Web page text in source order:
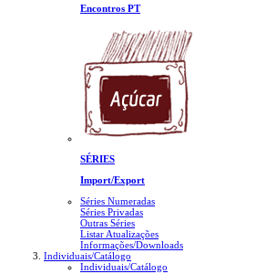
Encontros PT
SÉRIES
Import/Export
Séries Numeradas
Séries Privadas
Outras Séries
Listar Atualizações
Informações/Downloads
Individuais/Catálogo
Individuais/Catálogo